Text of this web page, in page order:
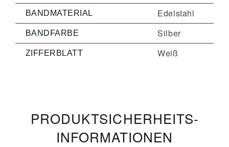
BANDMATERIAL Edelstahl
BANDFARBE Silber
ZIFFERBLATT Weiß
PRODUKT­­SICHERHEITS­
INFORMATIONEN